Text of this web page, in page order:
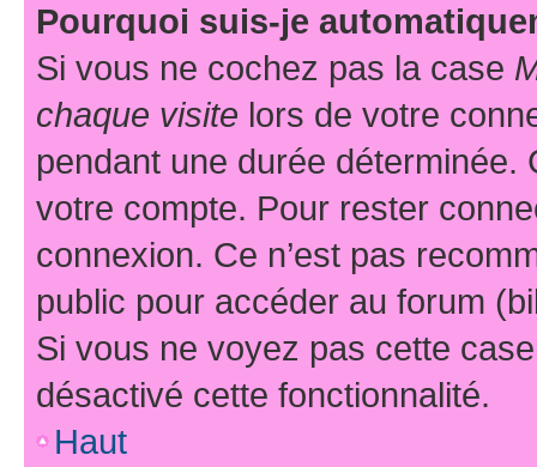
Pourquoi suis-je
Si vous ne cochez pas la case
chaque visite lors de votre
pendant une durée déterminée.
votre compte. Pour rester
connexion. Ce n’est pas
public pour accéder au forum
Si vous ne voyez pas cette
désactivé cette fonctionnalité.
Haut